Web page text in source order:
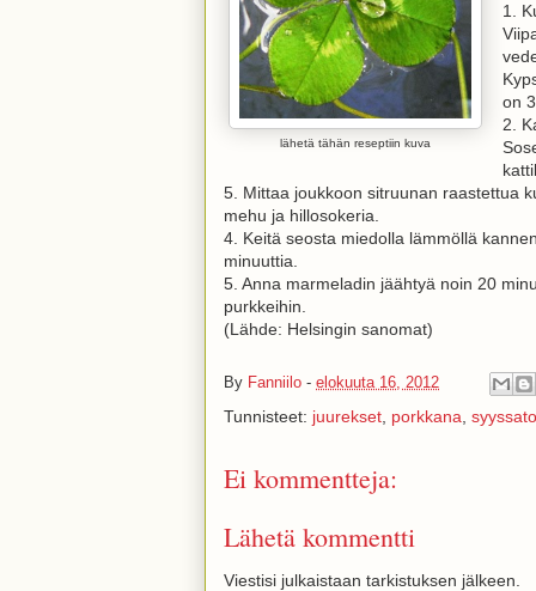
lähetä tähän reseptiin kuva
1.
on
2.
5. Mittaa joukkoon sitruunan raastettua
mehu ja hillosokeria.
4. Keitä seosta miedolla lämmöllä
minuuttia.
5. Anna marmeladin jäähtyä noin 20
purkkeihin.
(Lähde: Helsingin sanomat)
By Fanniilo - elokuuta 16, 2012
Tunnisteet: juurekset porkkana syyssato
Ei kommentteja:
Lähetä kommentti
Viestisi julkaistaan tarkistuksen jälkeen.